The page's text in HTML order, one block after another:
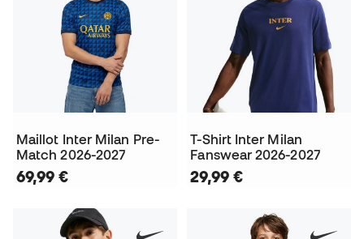
Maillot Inter Milan Pre-
Match 2026-2027
69,99 €
T-Shirt Inter Milan
Fanswear 2026-2027
29,99 €